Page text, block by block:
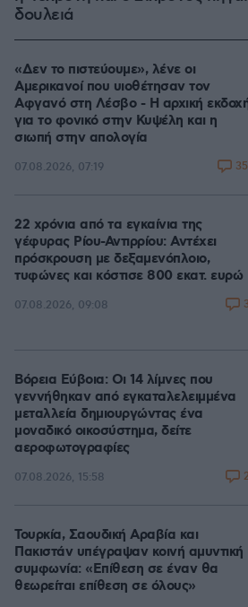
δουλειά
«Δεν το πιστεύουμε», λένε οι
Αμερικανοί που υιοθέτησαν τον
Αφγανό στη Λέσβο - Η αρχική
για το φονικό στην Κυψέλη και η
σιωπή στην απολογία
07.08.2026, 07:19
22 χρόνια από τα εγκαίνια της
γέφυρας Ρίου-Αντιρρίου: Αντέχει
πρόσκρουση με δεξαμενόπλοιο,
τυφώνες και κόστισε 800 εκατ. ευρώ
07.08.2026, 09:08
Βόρεια Εύβοια: Οι 14 λίμνες που
γεννήθηκαν από εγκαταλελειμμένα
μεταλλεία δημιουργώντας ένα
μοναδικό οικοσύστημα, δείτε
αεροφωτογραφίες
07.08.2026, 15:58
Τουρκία, Σαουδική Αραβία και
Πακιστάν υπέγραψαν κοινή αμυντική
συμφωνία: «Επίθεση σε έναν θα
θεωρείται επίθεση σε όλους»